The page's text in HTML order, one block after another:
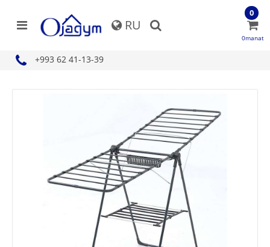
RU
+993 62 41-13-39
0
0manat